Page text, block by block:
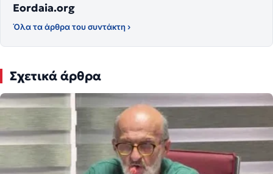
Eordaia.org
Όλα τα άρθρα του συντάκτη ›
Σχετικά άρθρα